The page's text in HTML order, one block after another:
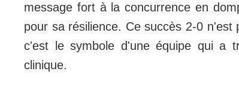
message fort à la concurrence en
pour sa résilience. Ce succès 2-0 n'est
c'est le symbole d'une équipe qui a
clinique.